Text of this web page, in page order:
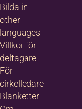
Bilda in
other
languages
Villkor för
deltagare
För
cirkelledare
Blanketter